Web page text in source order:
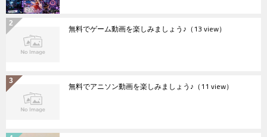
無料でゲーム動画を楽しみましょう♪ （13 view）
無料でアニソン動画を楽しみましょう♪ （11 view）